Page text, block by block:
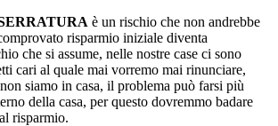
è un rischio che non andrebbe
risparmio iniziale diventa
che si assume, nelle nostre case ci sono
cari al quale mai vorremo mai rinunciare,
siamo in casa, il problema può farsi più
della casa, per questo dovremmo badare
risparmio.